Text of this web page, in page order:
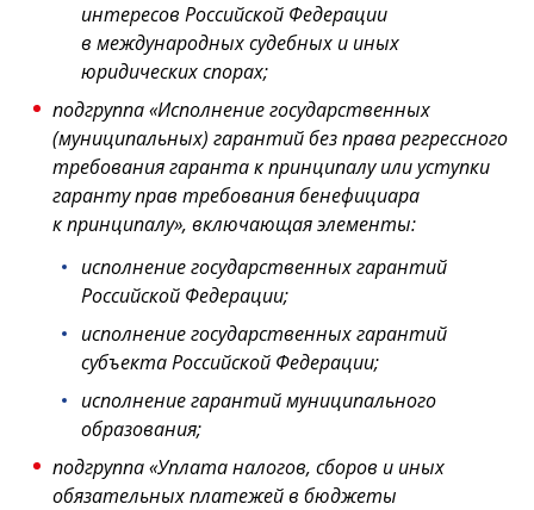
интересов Российской Федерации
в международных судебных и иных
юридических спорах;
подгруппа «Исполнение государственных
(муниципальных) гарантий без права регрессного
требования гаранта к принципалу или уступки
гаранту прав требования бенефициара
к принципалу», включающая элементы:
исполнение государственных гарантий
Российской Федерации;
исполнение государственных гарантий
субъекта Российской Федерации;
исполнение гарантий муниципального
образования;
подгруппа «Уплата налогов, сборов и иных
обязательных платежей в бюджеты